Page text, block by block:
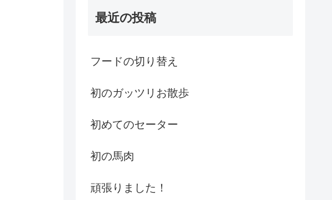
最近の投稿
フードの切り替え
初のガッツリお散歩
初めてのセーター
初の馬肉
頑張りました！